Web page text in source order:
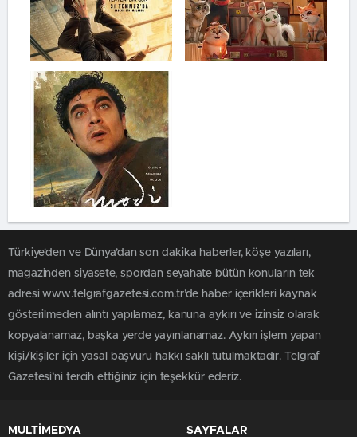
Türkiye'den ve Dünya’dan son dakika haberler, köşe yazıları,
magazinden siyasete, spordan seyahate bütün konuların tek
adresi www.telgrafgazetesi.com.tr’de haber içerikleri kaynak
gösterilmeden alıntı yapılamaz, kanuna aykırı ve izinsiz olarak
kopyalanamaz, başka yerde yayınlanamaz. Aykırı işlem yapan
kişi/kişiler için yasal başvuru hakkı saklı tutulmaktadır. Telgraf
Gazetesi’ni tercih ettiğiniz için teşekkür ederiz.
MULTİMEDYA SAYFALAR